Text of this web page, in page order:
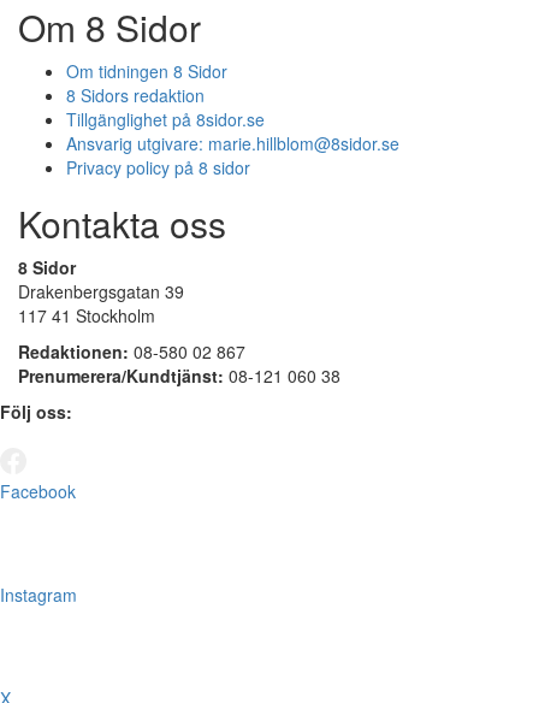
Om 8 Sidor
Om tidningen 8 Sidor
8 Sidors redaktion
Tillgänglighet på 8sidor.se
Ansvarig utgivare: marie.hillblom@8sidor.se
Privacy policy på 8 sidor
Kontakta oss
8 Sidor
Drakenbergsgatan 39
117 41 Stockholm
Redaktionen: 08-580 02 867
Prenumerera/Kundtjänst: 08-121 060 38
Följ oss:
Facebook
Instagram